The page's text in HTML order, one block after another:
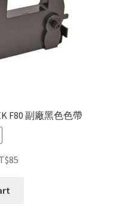
F80 副廠黑色色帶
85